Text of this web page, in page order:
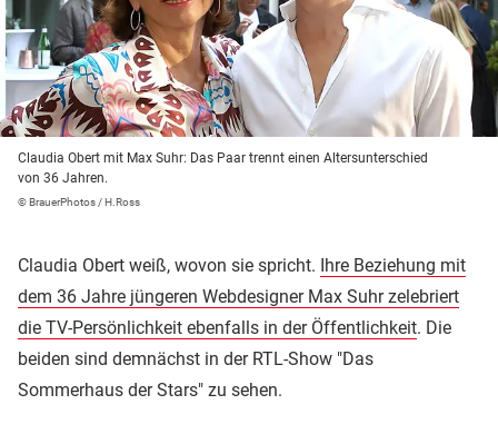
Claudia Obert mit Max Suhr: Das Paar trennt einen Altersunterschied
von 36 Jahren.
© BrauerPhotos / H.Ross
Claudia Obert weiß, wovon sie spricht. Ihre Beziehung mit
dem 36 Jahre jüngeren Webdesigner Max Suhr zelebriert
die TV-Persönlichkeit ebenfalls in der Öffentlichkeit. Die
beiden sind demnächst in der RTL-Show "Das
Sommerhaus der Stars" zu sehen.